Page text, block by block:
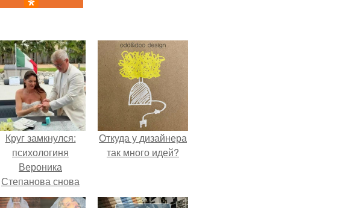
Круг замкнулся:
психологиня
Вероника
Степанова снова
вышла замуж за
Откуда у дизайнера
так много идей?